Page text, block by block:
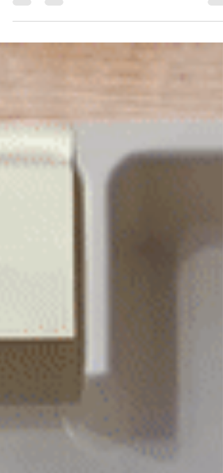
Καθαρίζω το τραπέζι
Η Φλώρα συνεχίζει να εξασκεί απλές
καθημερινές δεξιότητητες (life skills) οι οποίες
ενδυναμώνουν την ανεξαρτησία της. Σε
παλαιότερες...